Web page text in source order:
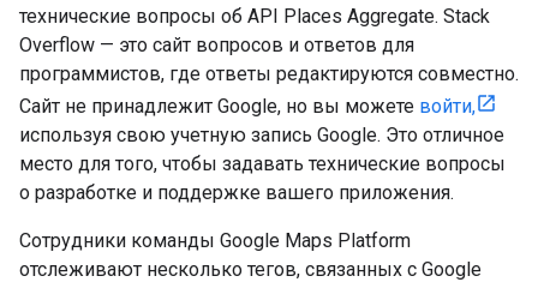
технические вопросы об API Places Aggregate. Stack
Overflow — это сайт вопросов и ответов для
программистов, где ответы редактируются совместно.
Сайт не принадлежит Google, но вы можете войти,
используя свою учетную запись Google. Это отличное
место для того, чтобы задавать технические вопросы
о разработке и поддержке вашего приложения.
Сотрудники команды Google Maps Platform
отслеживают несколько тегов, связанных с Google